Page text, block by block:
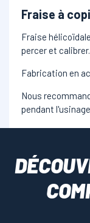
Fraise à
Fraise
percer et calibrer.
Fabrication en
Nous
pendant l'usinage